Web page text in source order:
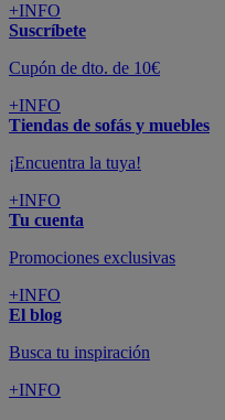
+INFO
Suscríbete
Cupón de dto. de 10€
+INFO
Tiendas de sofás y muebles
¡Encuentra la tuya!
+INFO
Tu cuenta
Promociones exclusivas
+INFO
El blog
Busca tu inspiración
+INFO